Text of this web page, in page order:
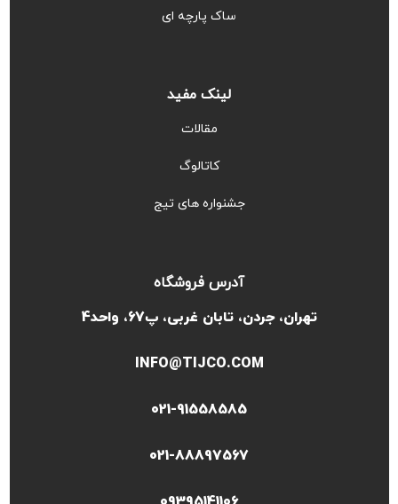
ساک پارچه ای
لینک مفید
مقالات
کاتالوگ
جشنواره های تیج
آدرس فروشگاه
تهران، جردن، تابان غربی، پ67، واحد4
INFO@TIJCO.COM
021-91558585
021-88897567